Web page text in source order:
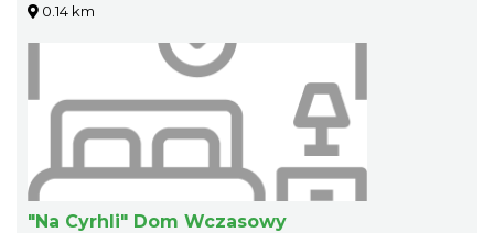
0.14 km
"Na Cyrhli" Dom Wczasowy